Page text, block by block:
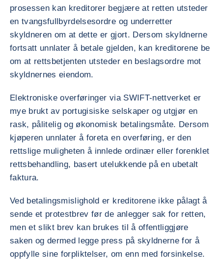
prosessen kan kreditorer begjære at retten utsteder
en tvangsfullbyrdelsesordre og underretter
skyldneren om at dette er gjort. Dersom skyldnerne
fortsatt unnlater å betale gjelden, kan kreditorene be
om at rettsbetjenten utsteder en beslagsordre mot
skyldnernes eiendom.
Elektroniske overføringer via SWIFT-nettverket er
mye brukt av portugisiske selskaper og utgjør en
rask, pålitelig og økonomisk betalingsmåte. Dersom
kjøperen unnlater å foreta en overføring, er den
rettslige muligheten å innlede ordinær eller forenklet
rettsbehandling, basert utelukkende på en ubetalt
faktura.
Ved betalingsmislighold er kreditorene ikke pålagt å
sende et protestbrev før de anlegger sak for retten,
men et slikt brev kan brukes til å offentliggjøre
saken og dermed legge press på skyldnerne for å
oppfylle sine forpliktelser, om enn med forsinkelse.